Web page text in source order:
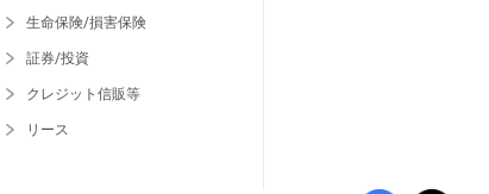
生命保険/損害保険
証券/投資
クレジット信販等
リース